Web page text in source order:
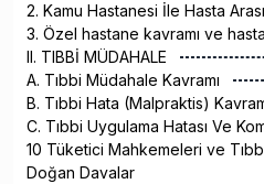
2. Kamu Hastanesi İle Hasta
3. Özel hastane kavramı ve
II. TIBBİ MÜDAHALE
A. Tıbbi Müdahale Kavramı
B. Tıbbi Hata (Malpraktis)
C. Tıbbi Uygulama Hatası Ve
10 Tüketici Mahkemeleri ve
Doğan Davalar